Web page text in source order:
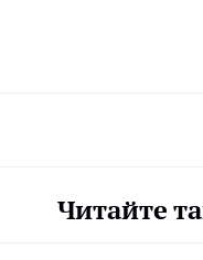
Читайте